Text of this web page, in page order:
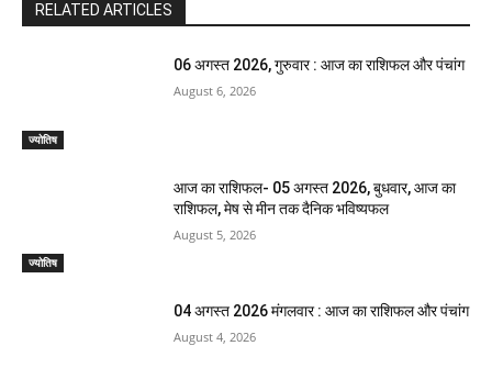
RELATED ARTICLES
ज्योतिष
06 अगस्त 2026, गुरुवार : आज का राशिफल और पंचांग
August 6, 2026
ज्योतिष
आज का राशिफल- 05 अगस्त 2026, बुधवार, आज का
राशिफल, मेष से मीन तक दैनिक भविष्यफल
August 5, 2026
04 अगस्त 2026 मंगलवार : आज का राशिफल और पंचांग
August 4, 2026